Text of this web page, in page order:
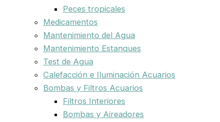
Peces tropicales
Medicamentos
Mantenimiento del Agua
Mantenimiento Estanques
Test de Agua
Calefacción e Iluminación Acuarios
Bombas y Filtros Acuarios
Filtros Interiores
Bombas y Aireadores